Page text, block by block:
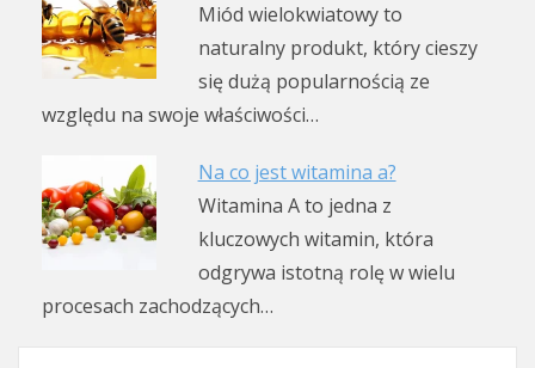
Miód wielokwiatowy to
naturalny produkt, który cieszy
się dużą popularnością ze
względu na swoje właściwości…
Na co jest witamina a?
Witamina A to jedna z
kluczowych witamin, która
odgrywa istotną rolę w wielu
procesach zachodzących…